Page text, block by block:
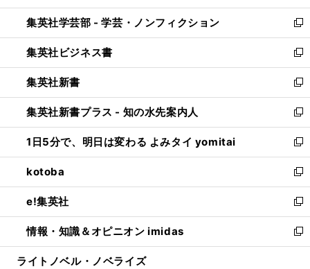
開
く
ウ
で
開
く
ン
ド
ウ
で
開
く
ウ
ィ
ン
ド
ウ
で
開
く
集英社学芸部 - 学芸・ノンフィクション
新
し
い
ウ
ィ
ン
ド
ウ
で
開
く
集英社ビジネス書
新
し
い
ウ
ィ
ン
ド
ウ
で
開
く
集英社新書
新
し
い
ウ
ィ
ン
ド
ウ
で
開
く
集英社新書プラス - 知の水先案内人
新
し
い
ウ
ィ
ン
ド
ウ
で
開
1日5分で、明日は変わる よみタイ yomitai
新
し
い
ウ
ィ
ン
ド
ウ
kotoba
新
し
い
ウ
ィ
ン
e!集英社
新
し
い
ウ
情報・知識＆オピニオン imidas
新
し
ライトノベル・ノベライズ